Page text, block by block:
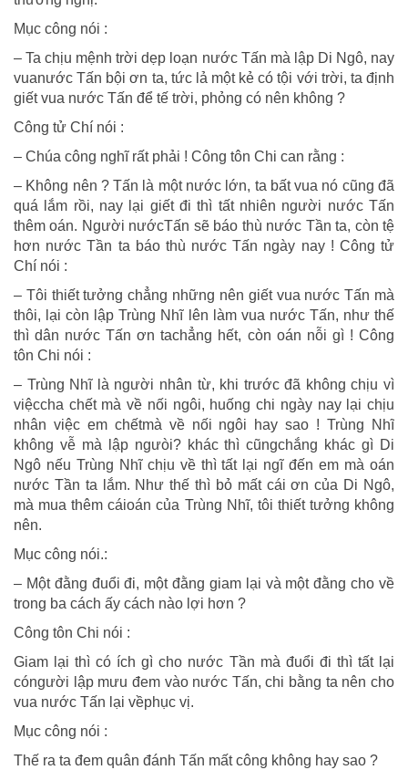
Mục công nói :
– Ta chịu mệnh trời dẹp loạn nước Tấn mà lập Di Ngô, nay
vuanước Tấn bội ơn ta, tức lả một kẻ có tội với trời, ta định
giết vua nước Tấn để tế trời, phỏng có nên không ?
Công tử Chí nói :
– Chúa công nghĩ rất phải ! Công tôn Chi can rằng :
– Không nên ? Tấn là một nước lớn, ta bất vua nó cũng đã
quá lắm rồi, nay lại giết đi thì tất nhiên người nước Tấn
thêm oán. Người nướcTấn sẽ báo thù nước Tần ta, còn tệ
hơn nước Tần ta báo thù nước Tấn ngày nay ! Công tử
Chí nói :
– Tôi thiết tưởng chẳng những nên giết vua nước Tấn mà
thôi, lại còn lập Trùng Nhĩ lên làm vua nước Tấn, như thế
thì dân nước Tấn ơn tachẳng hết, còn oán nỗi gì ! Công
tôn Chi nói :
– Trùng Nhĩ là người nhân từ, khi trước đã không chịu vì
việccha chết mà về nối ngôi, huống chi ngày nay lại chịu
nhân việc em chếtmà về nối ngôi hay sao ! Trùng Nhĩ
không vễ mà lập ngưòi? khác thì cũngchắng khác gì Di
Ngô nếu Trùng Nhĩ chịu về thì tất lại ngĩ đến em mà oán
nước Tần ta lắm. Như thế thì bỏ mất cái ơn của Di Ngô,
mà mua thêm cáioán của Trùng Nhĩ, tôi thiết tưởng không
nên.
Mục công nói.:
– Một đằng đuổi đi, một đằng giam lại và một đằng cho về
trong ba cách ấy cách nào lợi hơn ?
Công tôn Chi nói :
Giam lại thì có ích gì cho nước Tần mà đuổi đi thì tất lại
cóngười lập mưu đem vào nước Tấn, chi bằng ta nên cho
vua nước Tấn lại vềphục vị.
Mục công nói :
Thế ra ta đem quân đánh Tấn mất công không hay sao ?